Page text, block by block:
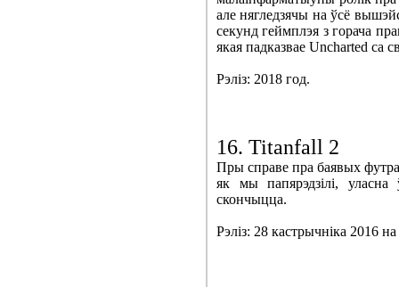
але нягледзячы на ​​ўсё
секунд геймплэя з горача
якая падказвае Uncharted са
Рэліз: 2018 год.
16. Titanfall 2
Пры справе пра баявых
як мы папярэдзілі,
скончыцца.
Рэліз: 28 кастрычніка 2016